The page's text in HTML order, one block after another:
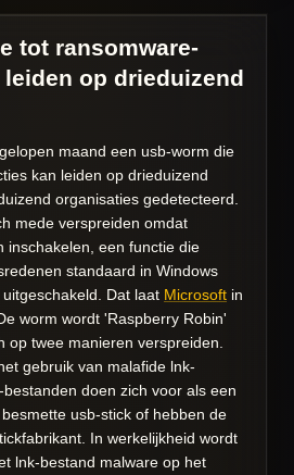
tot ransomware-
op drieduizend
maand een usb-worm die
kan leiden op drieduizend
organisaties gedetecteerd.
mede verspreiden omdat
inschakelen, een functie die
standaard in Windows
Dat laat Microsoft in
worm wordt 'Raspberry Robin'
op twee manieren verspreiden.
gebruik van malafide lnk-
doen zich voor als een
usb-stick of hebben de
In werkelijkheid wordt
lnk-bestand malware op het